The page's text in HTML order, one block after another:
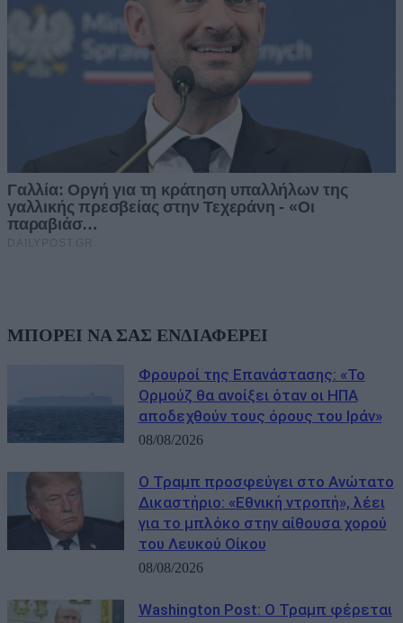
ΜΠΟΡΕΙ ΝΑ ΣΑΣ ΕΝΔΙΑΦΕΡΕΙ
Φρουροί της Επανάστασης: «Το
Ορμούζ θα ανοίξει όταν οι ΗΠΑ
αποδεχθούν τους όρους του Ιράν»
08/08/2026
Ο Τραμπ προσφεύγει στο Ανώτατο
Δικαστήριο: «Εθνική ντροπή», λέει
για το μπλόκο στην αίθουσα χορού
του Λευκού Οίκου
08/08/2026
Washington Post: Ο Τραμπ φέρεται